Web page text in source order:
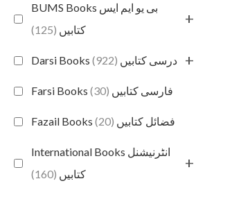
BUMS Books بی یو ایم ایس
کتابیں (125)
+
Darsi Books درسی کتابیں (922) +
Farsi Books فارسی کتابیں (30)
Fazail Books فضائل کتابیں (20)
International Books انٹرنیشنل
کتابیں (160)
+